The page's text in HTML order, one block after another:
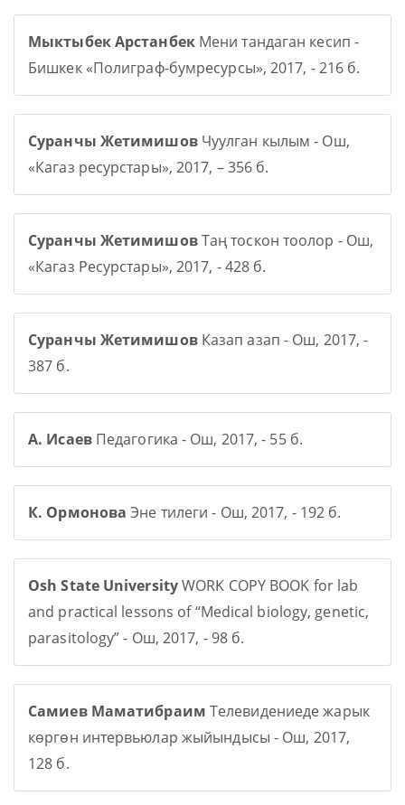
Мыктыбек АрстанбекМени тандаган кесип -
Бишкек «Полиграф-бумресурсы», 2017, - 216 б.
Суранчы ЖетимишовЧуулган кылым - Ош,
«Кагаз ресурстары», 2017, – 356 б.
Суранчы ЖетимишовТаң тоскон тоолор - Ош,
«Кагаз Ресурстары», 2017, - 428 б.
Суранчы ЖетимишовКазап азап - Ош, 2017, -
387 б.
А. ИсаевПедагогика - Ош, 2017, - 55 б.
К. Ормонова Эне тилеги - Ош, 2017, - 192 б.
Osh State UniversityWORK COPY BOOK for lab
and practical lessons of “Medical biology, genetic,
parasitology” - Ош, 2017, - 98 б.
Самиев Маматибраим Телевидениеде жарык
көргөн интервьюлар жыйындысы - Ош, 2017,
128 б.